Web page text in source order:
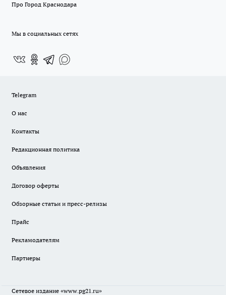
Про Город Краснодара
Мы в социальных сетях
Telegram
О нас
Контакты
Редакционная политика
Объявления
Договор оферты
Обзорные статьи и пресс-релизы
Прайс
Рекламодателям
Партнеры
Сетевое издание «www.pg21.ru»